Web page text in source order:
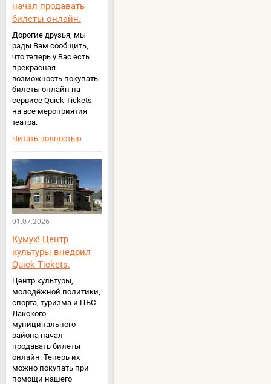
начал продавать
билеты онлайн.
Дорогие друзья, мы
рады Вам сообщить,
что теперь у Вас есть
прекрасная
возможность покупать
билеты онлайн на
сервисе Quick Tickets
на все мероприятия
театра.
Читать полностью
01.07.2026
Кумух! Центр
культуры внедрил
Quick Tickets.
Центр культуры,
молодёжной политики,
спорта, туризма и ЦБС
Лакского
муниципального
района начал
продавать билеты
онлайн. Теперь их
можно покупать при
помощи нашего